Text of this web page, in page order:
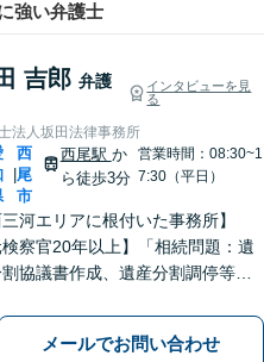
強い弁護士
吉郎 弁護
インタビューを見
る
法人坂田法律事務所
西
尾
市
西尾駅 か
ら徒歩3分
営業時間：08:30~1
7:30（平日）
三河エリアに根付いた事務所】
検察官20年以上】「相続問題：遺
協議書作成、遺産分割調停等を
士・社労士がいます】不当解雇・
い残業代・就業規則の整備など対
メールでお問い合わせ